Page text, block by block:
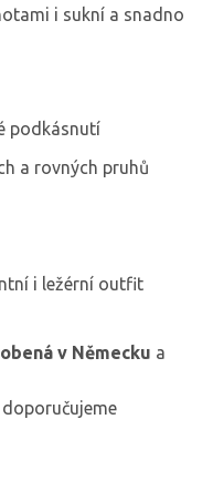
i sukní a snadno
podkásnutí
a rovných pruhů
i ležérní outfit
v Německu a
doporučujeme